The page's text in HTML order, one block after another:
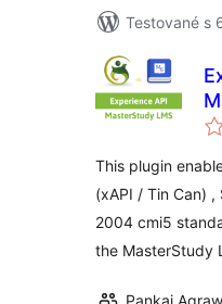
Testované s
This plugin
(xAPI / Tin Can) ,
2004 cmi5
the MasterStudy
Pankaj